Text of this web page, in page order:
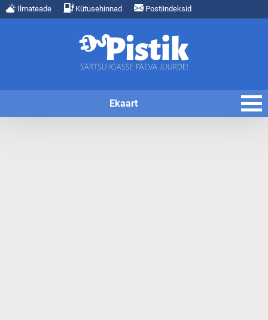
Ilmateade Kütusehinnad Postiindeksid
Ekaart